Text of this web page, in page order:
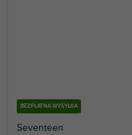
BEZPŁATNA WYSYŁKA
Seventeen